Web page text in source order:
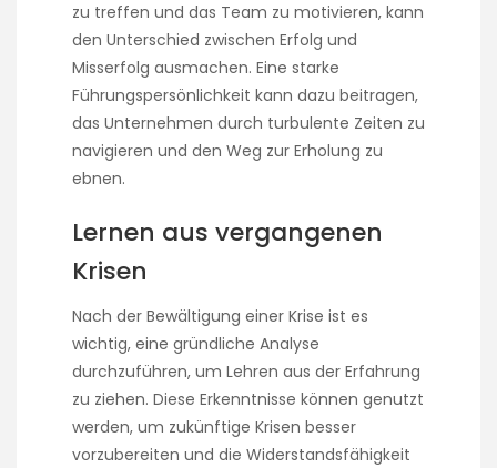
zu treffen und das Team zu motivieren, kann
den Unterschied zwischen Erfolg und
Misserfolg ausmachen. Eine starke
Führungspersönlichkeit kann dazu beitragen,
das Unternehmen durch turbulente Zeiten zu
navigieren und den Weg zur Erholung zu
ebnen.
Lernen aus vergangenen
Krisen
Nach der Bewältigung einer Krise ist es
wichtig, eine gründliche Analyse
durchzuführen, um Lehren aus der Erfahrung
zu ziehen. Diese Erkenntnisse können genutzt
werden, um zukünftige Krisen besser
vorzubereiten und die Widerstandsfähigkeit